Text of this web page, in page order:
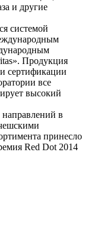
и другие
системой
Продукция
сертификации
все
высокий
направлений в
принесло
Red Dot 2014